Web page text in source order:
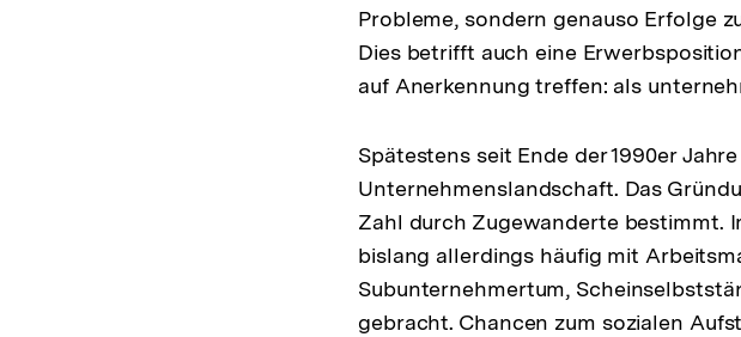
Probleme, sondern genauso Erfolge
Dies betrifft auch eine
auf Anerkennung treffen: als
Spätestens seit Ende der 1990er
Unternehmenslandschaft. Das
Zahl durch Zugewanderte bestimmt.
bislang allerdings häufig mit
Subunternehmertum,
gebracht. Chancen zum sozialen